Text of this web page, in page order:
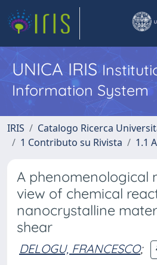
UNICA IRIS
Information System
IRIS
Catalogo Ricerca
1 Contributo su Rivista
1.1
A phenomenological
view of chemical
nanocrystalline
shear
DELOGU, FRANCESCO;